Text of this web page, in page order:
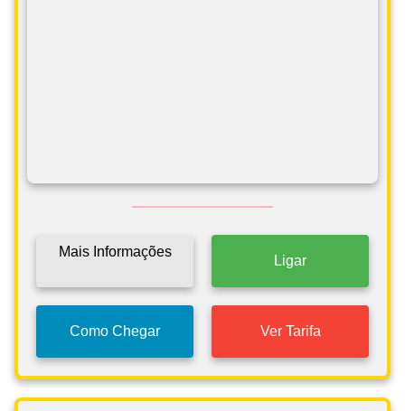
Mais Informações
Ligar
Como Chegar Ver Tarifa